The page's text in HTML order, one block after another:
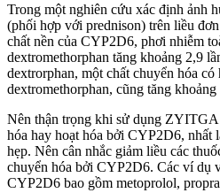
Trong một nghiên cứu xác định ảnh
(phối hợp với prednison) trên liều
chất nền của CYP2D6, phơi nhiễm
dextromethorphan tăng khoảng 2,9
dextrorphan, một chất chuyển hóa có
dextromethorphan, cũng tăng khoảng
Nên thận trọng khi sử dụng
hóa hay hoạt hóa bởi CYP2D6, nhất
hẹp. Nên cân nhắc giảm liều các
chuyển hóa bởi CYP2D6. Các ví dụ
CYP2D6 bao gồm metoprolol,